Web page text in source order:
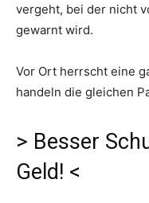
vergeht, bei der nicht
gewarnt wird.
Vor Ort herrscht eine
handeln die gleichen
> Besser
Geld! <